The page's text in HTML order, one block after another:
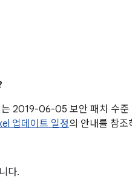
2019-06-05 보안 패치 수준
업데이트 일정의 안내를 참조
다.